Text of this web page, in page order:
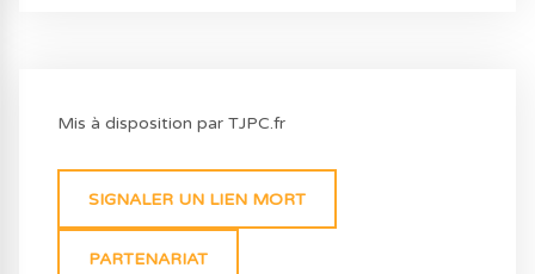
Mis à disposition par TJPC.fr
SIGNALER UN LIEN MORT
PARTENARIAT